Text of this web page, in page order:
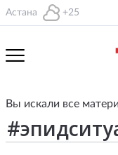
Астана +25
Вы искали все